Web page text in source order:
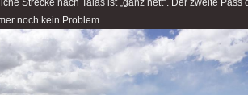
Strecke nach Talas ist „ganz nett“. Der zweite
noch kein Problem.